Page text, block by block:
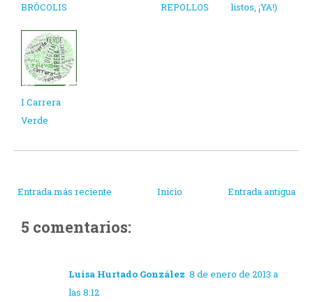
BRÓCOLIS
REPOLLOS
listos, ¡YA!)
I Carrera
Verde
Entrada más reciente Entrada antigua
Inicio
5 comentarios:
Luisa Hurtado González 8 de enero de 2013 a
las 8:12